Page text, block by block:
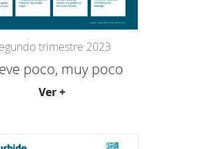
trimestre 2023
poco, muy poco
Ver +